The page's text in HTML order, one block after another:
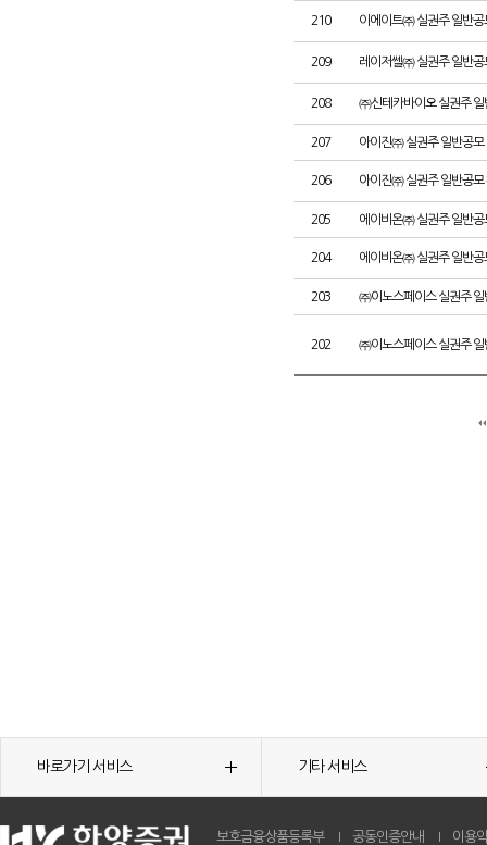
210 이에이트㈜ 실권주 일반공
209 레이저쎌㈜ 실권주 일반공
208 ㈜신테카바이오 실권주 일
207 아이진㈜ 실권주 일반공모
206 아이진㈜ 실권주 일반공모
205 에이비온㈜ 실권주 일반공
204 에이비온㈜ 실권주 일반공
203 ㈜이노스페이스 실권주 일
202 ㈜이노스페이스 실권주 일
바로가기 서비스 기타 서비스
보호금융상품등록부 공동인증안내 이용